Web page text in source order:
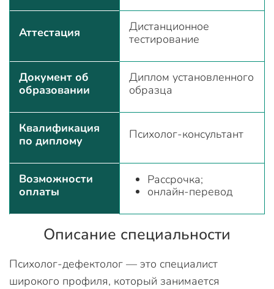
Аттестация
Дистанционное
тестирование
Документ об
образовании
Диплом установленного
образца
Квалификация
по диплому
Психолог-консультант
Возможности
оплаты
Рассрочка;
онлайн-перевод
Описание специальности
Психолог-дефектолог — это специалист
широкого профиля, который занимается